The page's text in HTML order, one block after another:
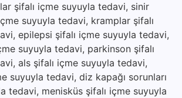
şifalı içme suyuyla tedavi, sinir
içme suyuyla tedavi, kramplar şifalı
epilepsi şifalı içme suyuyla tedavi,
suyuyla tedavi, parkinson şifalı
als şifalı içme suyuyla tedavi,
suyuyla tedavi, diz kapağı sorunları
tedavi, menisküs şifalı içme suyuyla